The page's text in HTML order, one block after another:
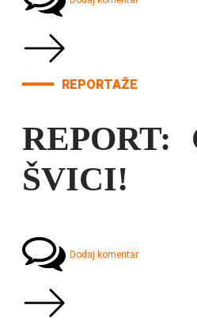
REPORTAŽE
REPORT:
ŠVICI!
Dodaj komentar